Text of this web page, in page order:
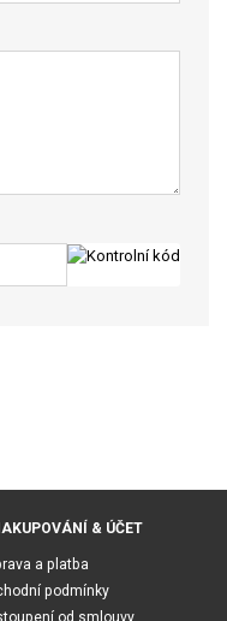
& ÚČET
a platba
podmínky